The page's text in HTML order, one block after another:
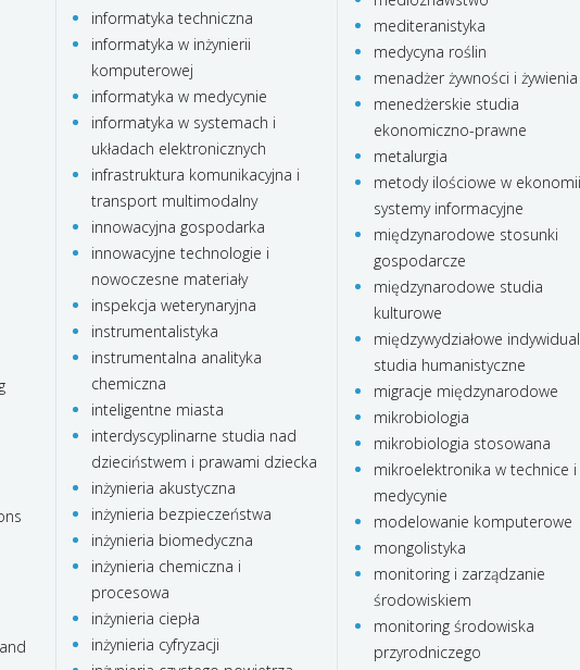
informatyka techniczna
informatyka w inżynierii
komputerowej
informatyka w medycynie
informatyka w systemach i
układach elektronicznych
infrastruktura komunikacyjna i
transport multimodalny
innowacyjna gospodarka
innowacyjne technologie i
nowoczesne materiały
inspekcja weterynaryjna
instrumentalistyka
instrumentalna analityka
chemiczna
inteligentne miasta
interdyscyplinarne studia nad
dzieciństwem i prawami dziecka
inżynieria akustyczna
inżynieria bezpieczeństwa
inżynieria biomedyczna
inżynieria chemiczna i
procesowa
inżynieria ciepła
inżynieria cyfryzacji
mediteranistyka
medycyna roślin
menadżer żywności i żywienia
menedżerskie studia
ekonomiczno-prawne
metalurgia
metody ilościowe w
systemy informacyjne
międzynarodowe stosunki
gospodarcze
międzynarodowe studia
kulturowe
międzywydziałowe
studia humanistyczne
migracje międzynarodowe
mikrobiologia
mikrobiologia stosowana
mikroelektronika w technice i
medycynie
modelowanie komputerowe
mongolistyka
monitoring i zarządzanie
środowiskiem
monitoring środowiska
przyrodniczego